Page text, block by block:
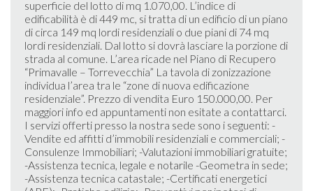
superficie del lotto di mq 1.070,00. L’indice di
edificabilità è di 449 mc, si tratta di un edificio di un piano
di circa 149 mq lordi residenziali o due piani di 74 mq
lordi residenziali. Dal lotto si dovrà lasciare la porzione di
strada al comune. L’area ricade nel Piano di Recupero
“Primavalle – Torrevecchia” La tavola di zonizzazione
individua l’area tra le “zone di nuova edificazione
residenziale”. Prezzo di vendita Euro 150.000,00. Per
maggiori info ed appuntamenti non esitate a contattarci.
I servizi offerti presso la nostra sede sono i seguenti: -
Vendite ed affitti d’immobili residenziali e commerciali; -
Consulenze Immobiliari; -Valutazioni immobiliari gratuite;
-Assistenza tecnica, legale e notarile -Geometra in sede;
-Assistenza tecnica catastale; -Certificati energetici